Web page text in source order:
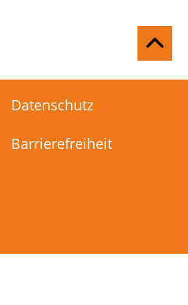
Datenschutz
Barrierefreiheit